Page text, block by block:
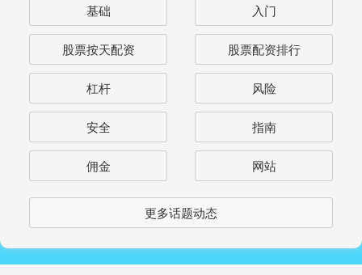
基础 入门
股票按天配资 股票配资排行
杠杆 风险
安全 指南
佣金 网站
更多话题动态